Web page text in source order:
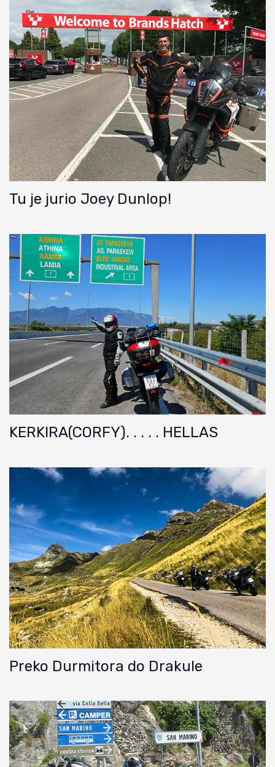
Tu je jurio Joey Dunlop!
KERKIRA(CORFY). . . . . HELLAS
Preko Durmitora do Drakule